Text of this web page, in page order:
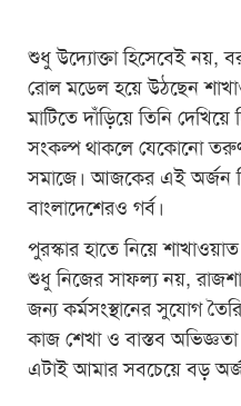
শুধু উদ্যোক্তা হিসেবেই নয়,
রোল মডেল হয়ে উঠছেন
মাটিতে দাঁড়িয়ে তিনি
সংকল্প থাকলে যেকোনো
সমাজে। আজকের এই অর্জন
বাংলাদেশেরও গর্ব।
পুরস্কার হাতে নিয়ে
শুধু নিজের সাফল্য নয়,
জন্য কর্মসংস্থানের সুযোগ
কাজ শেখা ও বাস্তব অভিজ্ঞতা
এটাই আমার সবচেয়ে বড়